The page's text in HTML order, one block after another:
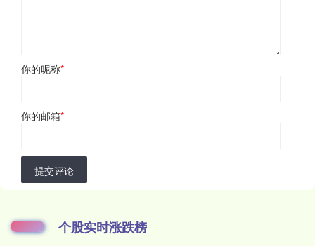
你的昵称*
你的邮箱*
提交评论
个股实时涨跌榜